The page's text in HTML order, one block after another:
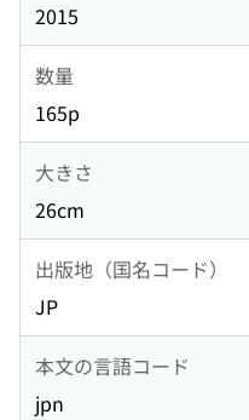
2015
数量
165p
大きさ
26cm
出版地（国名コード）
JP
本文の言語コード
jpn